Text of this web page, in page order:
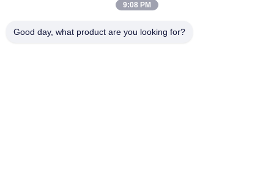
9:08 PM
Good day, what product are you looking for?